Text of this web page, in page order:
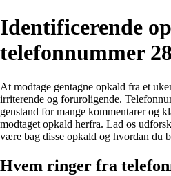
Identificerende
telefonnummer
At modtage gentagne opkald fra et
irriterende og foruroligende.
genstand for mange kommentarer og
modtaget opkald herfra. Lad os
være bag disse opkald og hvordan du
Hvem ringer fra